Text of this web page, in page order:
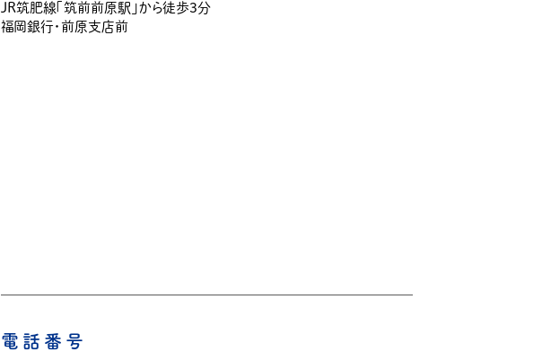
JR筑肥線「筑前前原駅」から徒歩3分
福岡銀行・前原支店前
電話番号